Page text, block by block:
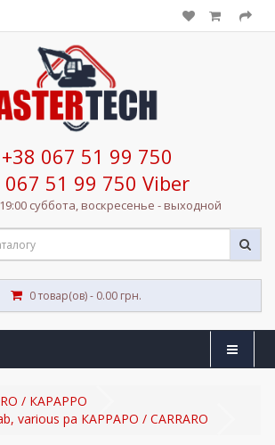
+38 067 51 99 750
067 51 99 750 Viber
суббота, воскресенье - выходной
0 товар(ов) - 0.00 грн.
/ КАРАРРО
various pa КАРРАРО / CARRARO